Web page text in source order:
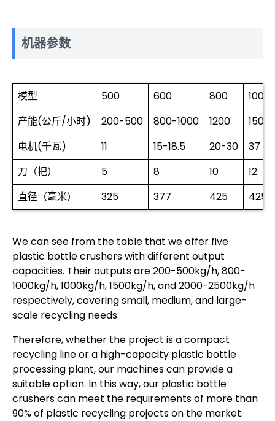
机器参数
模型 500 600 800
1000
产能(公斤/小时)
200-500 800-1000 1200
1500
电机(千瓦)
11 15-18.5 20-30
37
刀（把）
5 8 10
12
直径（毫米）
325 377 425 425
We can see from the table that we offer five
plastic bottle crushers with different output
capacities. Their outputs are 200-500kg/h, 800-
1000kg/h, 1000kg/h, 1500kg/h, and 2000-2500kg/h
respectively, covering small, medium, and large-
scale recycling needs.
Therefore, whether the project is a compact
recycling line or a high-capacity plastic bottle
processing plant, our machines can provide a
suitable option. In this way, our plastic bottle
crushers can meet the requirements of more than
90% of plastic recycling projects on the market.